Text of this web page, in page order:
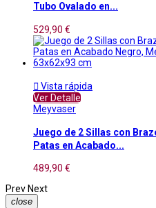
Tubo Ovalado en...
529,90 €
 Vista rápida
Ver Detalle
Meyvaser
Juego de 2 Sillas con
Patas en Acabado...
489,90 €
Prev Next
close